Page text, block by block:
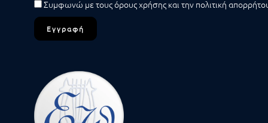
Συμφωνώ με τουςόρους χρήσης και την πολιτική
Εγγραφή